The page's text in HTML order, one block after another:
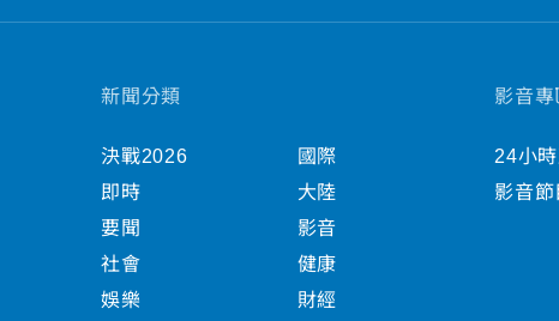
新聞分類
決戰2026
即時
要聞
社會
娛樂
國際
大陸
影音
健康
財經
影音專
24小
影音節